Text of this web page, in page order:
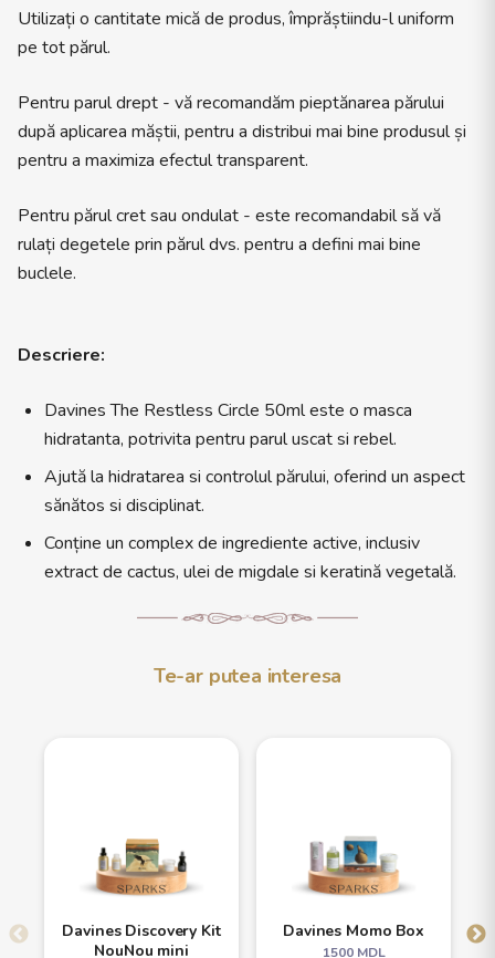
Utilizați o cantitate mică de produs, împrăștiindu-l uniform
pe tot părul.
Pentru parul drept - vă recomandăm pieptănarea părului
după aplicarea măștii, pentru a distribui mai bine produsul și
pentru a maximiza efectul transparent.
Pentru părul cret sau ondulat - este recomandabil să vă
rulați degetele prin părul dvs. pentru a defini mai bine
buclele.
Descriere:
Davines The Restless Circle 50ml este o masca
hidratanta, potrivita pentru parul uscat si rebel.
Ajută la hidratarea si controlul părului, oferind un aspect
sănătos si disciplinat.
Conține un complex de ingrediente active, inclusiv
extract de cactus, ulei de migdale si keratină vegetală.
Te-ar putea interesa
Davines Discovery Kit
NouNou mini
Davines Momo Box
1500MDL